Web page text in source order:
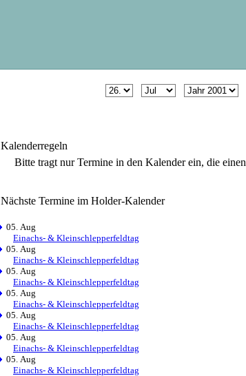
Kalenderregeln
Bitte tragt nur Termine in den Kalender ein, die einen
Nächste Termine im Holder-Kalender
05. Aug
Einachs- & Kleinschlepperfeldtag
05. Aug
Einachs- & Kleinschlepperfeldtag
05. Aug
Einachs- & Kleinschlepperfeldtag
05. Aug
Einachs- & Kleinschlepperfeldtag
05. Aug
Einachs- & Kleinschlepperfeldtag
05. Aug
Einachs- & Kleinschlepperfeldtag
05. Aug
Einachs- & Kleinschlepperfeldtag